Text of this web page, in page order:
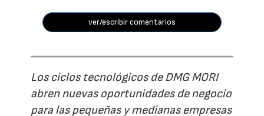
ver/escribir comentarios
Los ciclos tecnológicos de DMG MORI
abren nuevas oportunidades de negocio
para las pequeñas y medianas empresas